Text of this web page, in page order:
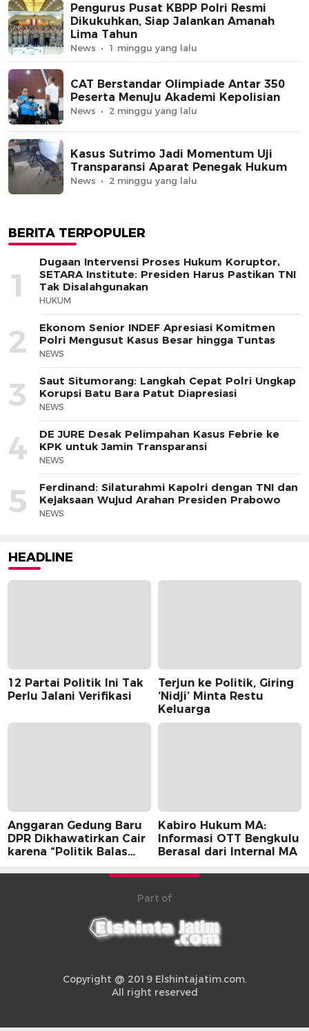
Pengurus Pusat KBPP Polri Resmi
Dikukuhkan, Siap Jalankan Amanah
Lima Tahun
News 1 minggu yang lalu
CAT Berstandar Olimpiade Antar 350
Peserta Menuju Akademi Kepolisian
News 2 minggu yang lalu
Kasus Sutrimo Jadi Momentum Uji
Transparansi Aparat Penegak Hukum
News 2 minggu yang lalu
BERITA TERPOPULER
1
Dugaan Intervensi Proses Hukum Koruptor,
SETARA Institute: Presiden Harus Pastikan TNI
Tak Disalahgunakan
HUKUM
2
Ekonom Senior INDEF Apresiasi Komitmen
Polri Mengusut Kasus Besar hingga Tuntas
NEWS
3
Saut Situmorang: Langkah Cepat Polri Ungkap
Korupsi Batu Bara Patut Diapresiasi
NEWS
4
DE JURE Desak Pelimpahan Kasus Febrie ke
KPK untuk Jamin Transparansi
NEWS
5
Ferdinand: Silaturahmi Kapolri dengan TNI dan
Kejaksaan Wujud Arahan Presiden Prabowo
NEWS
HEADLINE
12 Partai Politik Ini Tak
Perlu Jalani Verifikasi
Terjun ke Politik, Giring
‘Nidji’ Minta Restu
Keluarga
Anggaran Gedung Baru
DPR Dikhawatirkan Cair
karena “Politik Balas
Kabiro Hukum MA:
Informasi OTT Bengkulu
Berasal dari Internal MA
Part of
Copyright @ 2019 Elshintajatim.com.
All right reserved